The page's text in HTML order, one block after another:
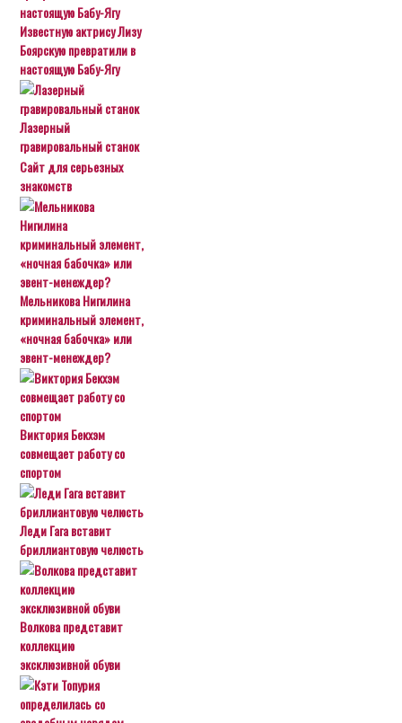
Известную актрису Лизу
Боярскую превратили в
настоящую Бабу-Ягу
Лазерный
гравировальный станок
Сайт для серьезных
знакомств
Мельникова Нигилина
криминальный элемент,
«ночная бабочка» или
эвент-менеждер?
Виктория Бекхэм
совмещает работу со
спортом
Леди Гага вставит
бриллиантовую челюсть
Волкова представит
коллекцию
эксклюзивной обуви